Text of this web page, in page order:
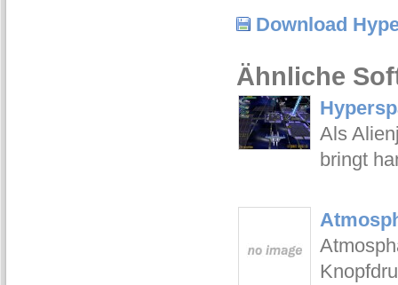
Download
Ähnliche
Als
bringt